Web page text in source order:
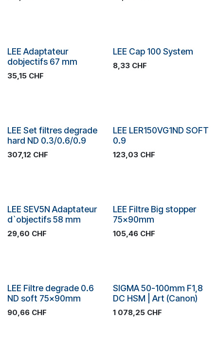
SOLDES
LEE Adaptateur
dobjectifs 67 mm
35,15 CHF
SOLDES
LEE Cap 100 System
8,33CHF
SOLDES
LEE Set filtres degrade
hard ND 0.3/0.6/0.9
307,12 CHF
SOLDES
LEE LER150VG1ND SOFT
0.9
123,03CHF
SOLDES
LEE SEV5N Adaptateur
d`objectifs 58 mm
29,60 CHF
SOLDES
LEE Filtre Big stopper
75x90mm
105,46CHF
SOLDES
LEE Filtre degrade 0.6
ND soft 75x90mm
90,66 CHF
SOLDES
SIGMA 50-100mm F1,8
DC HSM | Art (Canon)
1 078,25CHF